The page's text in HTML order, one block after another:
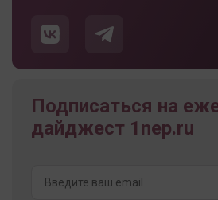
Подписаться на
дайджест 1nep.ru